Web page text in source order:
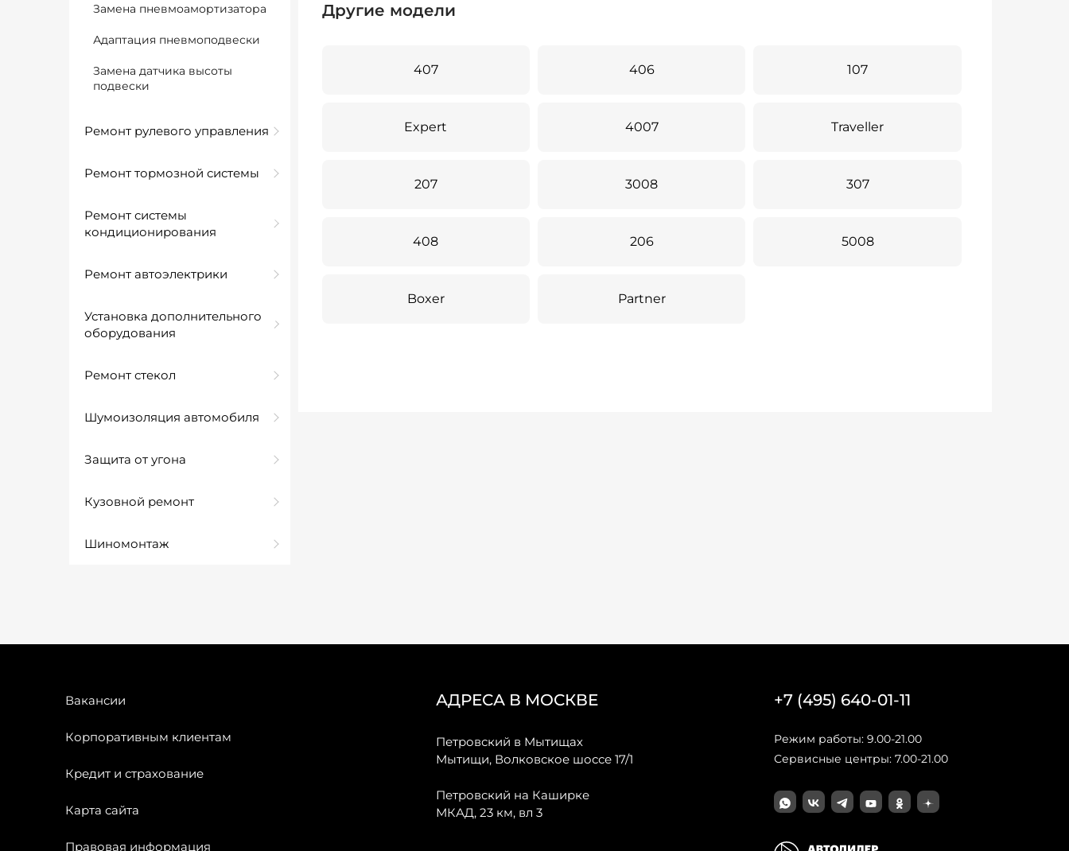
Замена пневмоамортизатора
Адаптация пневмоподвески
Замена датчика высоты
подвески
Ремонт рулевого управления
Ремонт тормозной системы
Ремонт системы
кондиционирования
Ремонт автоэлектрики
Установка дополнительного
оборудования
Ремонт стекол
Шумоизоляция автомобиля
Защита от угона
Кузовной ремонт
Шиномонтаж
Другие модели
407 406 107
Expert 4007 Traveller
207 3008 307
408 206 5008
Boxer Partner
Вакансии
Корпоративным клиентам
Кредит и страхование
Карта сайта
Правовая информация
АДРЕСА В МОСКВЕ
Петровский в Мытищах
Мытищи, Волковское шоссе 17/1
Петровский на Каширке
МКАД, 23 км, вл 3
+7 (495) 640-01-11
Режим работы: 9.00-21.00
Сервисные центры: 7.00-21.00